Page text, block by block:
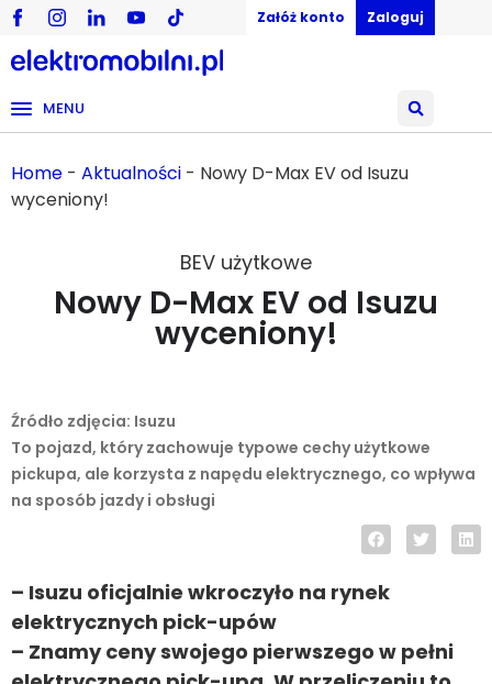
Załóż konto Zaloguj
MENU
Home - Aktualności - Nowy D-Max EV od Isuzu
wyceniony!
BEV użytkowe
Nowy D-Max EV od Isuzu
wyceniony!
To pojazd, który zachowuje typowe cechy użytkowe
pickupa, ale korzysta z napędu elektrycznego, co wpływa
na sposób jazdy i obsługi
Źródło zdjęcia: Isuzu
– Isuzu oficjalnie wkroczyło na rynek
elektrycznych pick-upów
– Znamy ceny swojego pierwszego w pełni